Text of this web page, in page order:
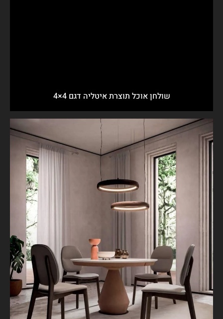
שולחן אוכל תוצרת איטליה דגם 4×4